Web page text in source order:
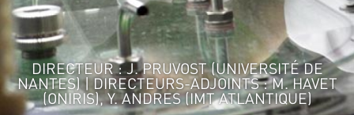
DIRECTEUR : J. PRUVOST (UNIVERSITÉ DE
NANTES) | DIRECTEURS-ADJOINTS : M. HAVET
(ONIRIS), Y. ANDRES (IMT ATLANTIQUE)